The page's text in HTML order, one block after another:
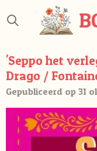
direct
de
hoofdinhoud
'Seppo het
Drago /
Gepubliceerd op 31